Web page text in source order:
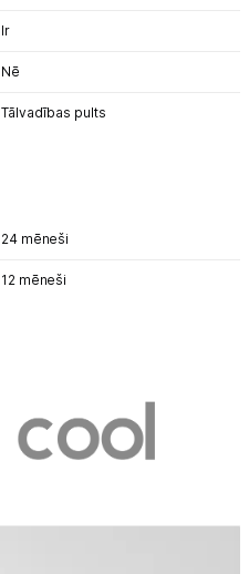
Ir
Nē
Tālvadības pults
24 mēneši
12 mēneši